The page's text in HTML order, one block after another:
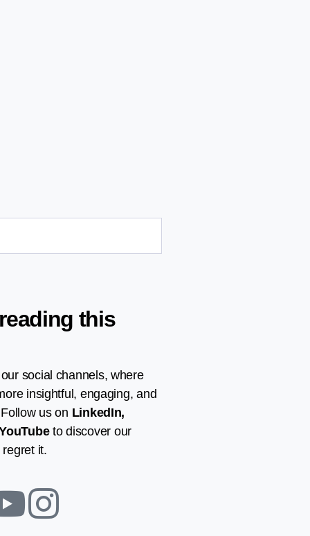
this
social channels, where
insightful, engaging, and
us on LinkedIn,
to discover our
regret it.